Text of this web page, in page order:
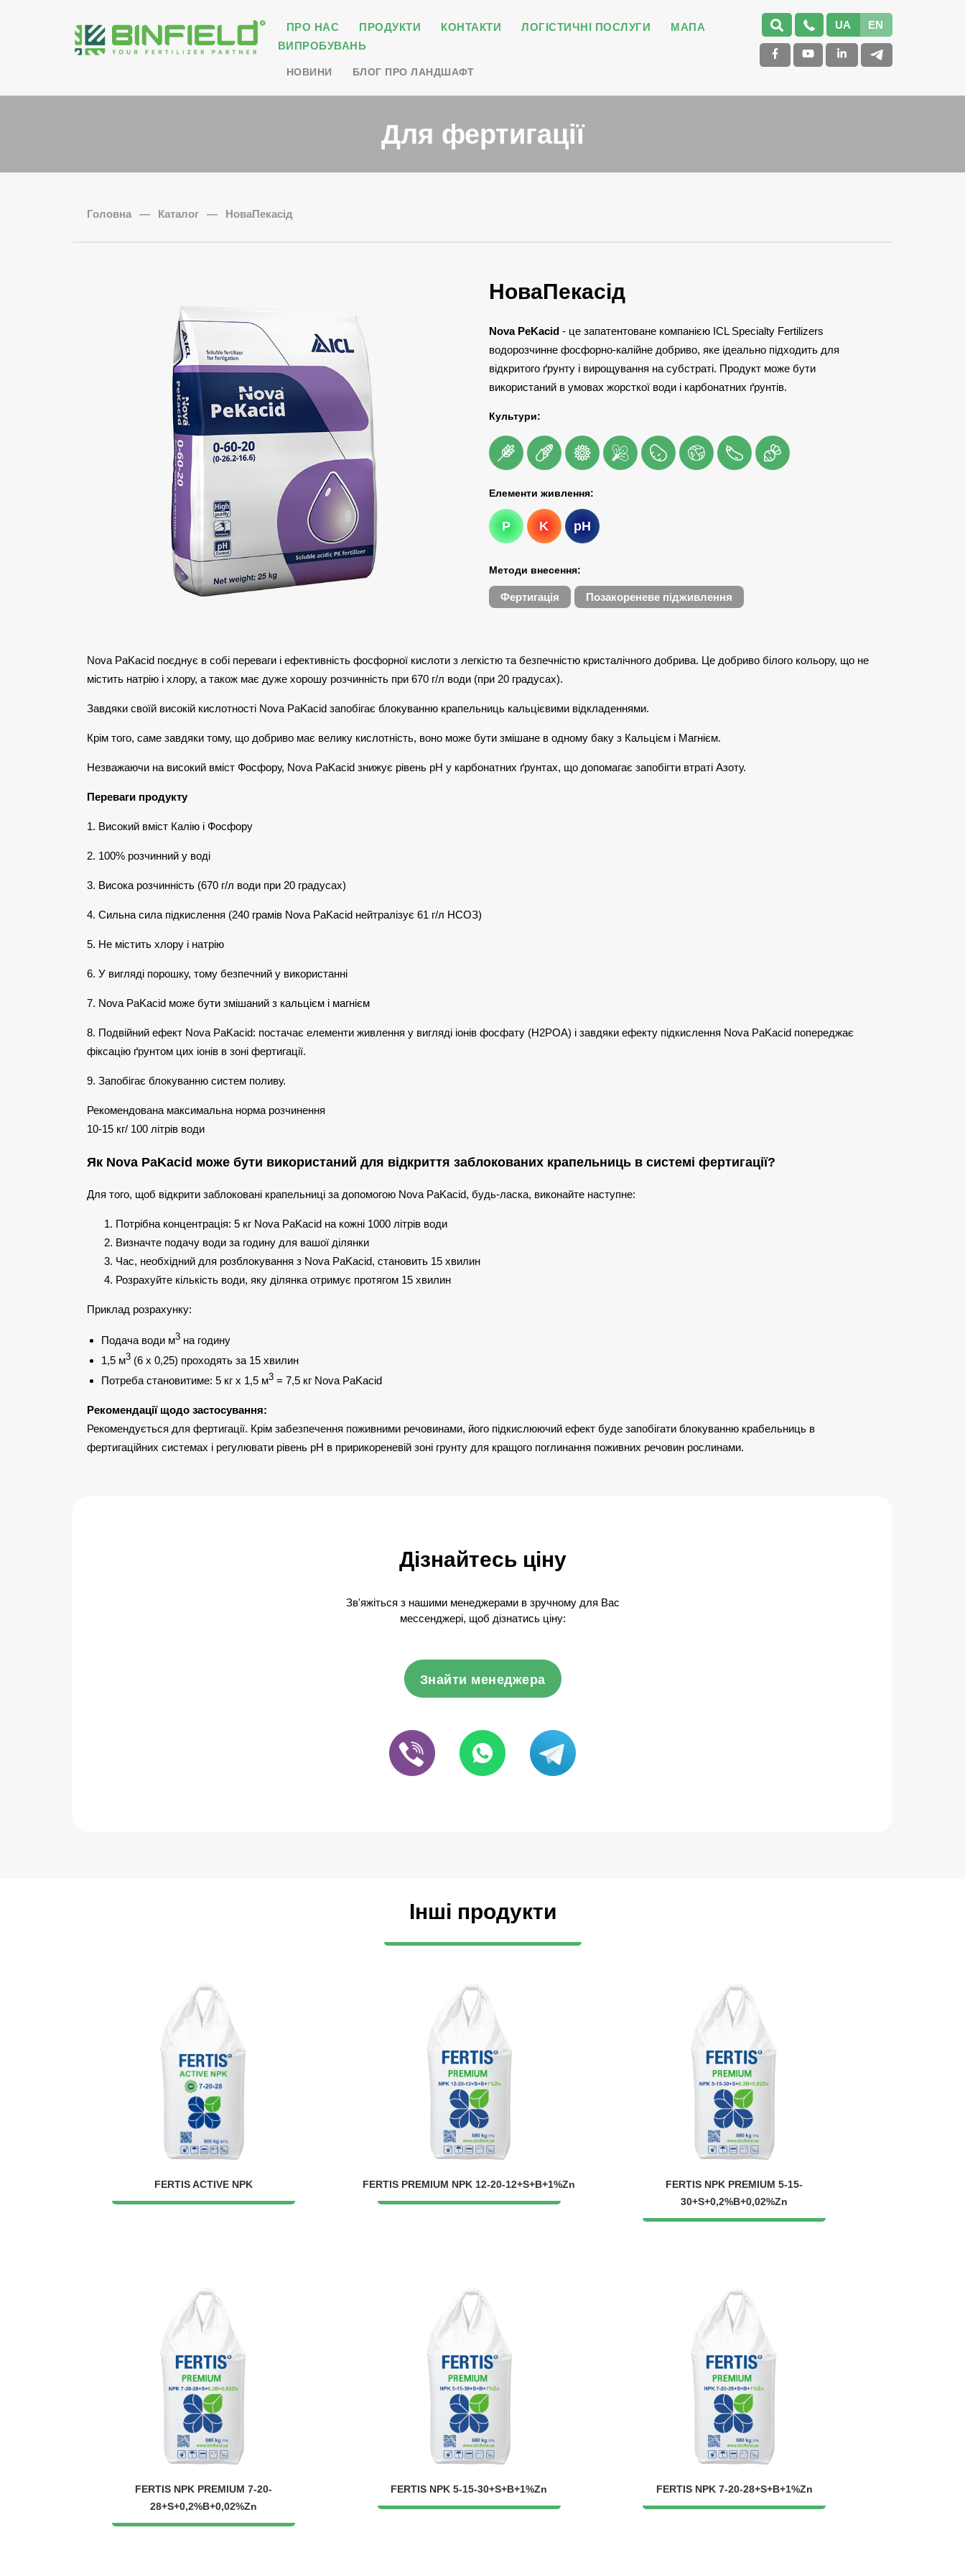
ПРО НАС ПРОДУКТИ КОНТАКТИ ЛОГІСТИЧНІ ПОСЛУГИ
МАПА
ВИПРОБУВАНЬ
НОВИНИ БЛОГ ПРО ЛАНДШАФТ
UA EN
Для фертигації
Головна — Каталог — НоваПекасід
НоваПекасід
Nova PeKacid- це запатентоване компанією ICL Specialty Fertilizers
водорозчинне фосфорно-калійне добриво, яке ідеально підходить для
відкритого ґрунту і вирощування на субстраті. Продукт може бути
використаний в умовах жорсткої води і карбонатних ґрунтів.
Культури:
Елементи живлення:
P K pH
Методи внесення:
Фертигація Позакореневе підживлення
Nova PaKacid поєднує в собі переваги і ефективність фосфорної кислоти з легкістю та безпечністю кристалічного добрива. Це добриво білого кольору, що не
містить натрію і хлору, а також має дуже хорошу розчинність при 670 г/л води (при 20 градусах).
Завдяки своїй високій кислотності Nova PaKacid запобігає блокуванню крапельниць кальцієвими відкладеннями.
Крім того, саме завдяки тому, що добриво має велику кислотність, воно може бути змішане в одному баку з Кальцієм і Магнієм.
Незважаючи на високий вміст Фосфору, Nova PaKacid знижує рівень рН у карбонатних ґрунтах, що допомагає запобігти втраті Азоту.
Переваги продукту
1. Високий вміст Калію і Фосфору
2. 100% розчинний у воді
3. Висока розчинність (670 г/л води при 20 градусах)
4. Сильна сила підкислення (240 грамів Nova PaKacid нейтралізує 61 г/л НСОЗ)
5. Не містить хлору і натрію
6. У вигляді порошку, тому безпечний у використанні
7. Nova PaKacid може бути змішаний з кальцієм і магнієм
8. Подвійний ефект Nova PaKacid: постачає елементи живлення у вигляді іонів фосфату (Н2РОА) і завдяки ефекту підкислення Nova PaKacid попереджає
фіксацію ґрунтом цих іонів в зоні фертигації.
9. Запобігає блокуванню систем поливу.
Рекомендована максимальна норма розчинення
10-15 кг/ 100 літрів води
Як Nova PaKacid може бути використаний для відкриття заблокованих крапельниць в системі фертигації?
Для того, щоб відкрити заблоковані крапельниці за допомогою Nova PaKacid, будь-ласка, виконайте наступне:
Потрібна концентрація: 5 кг Nova PaKacid на кожні 1000 літрів води
Визначте подачу води за годину для вашої ділянки
Час, необхідний для розблокування з Nova PaKacid, становить 15 хвилин
Розрахуйте кількість води, яку ділянка отримує протягом 15 хвилин
Приклад розрахунку:
Подача води м3 на годину
1,5 м3 (6 х 0,25) проходять за 15 хвилин
Потреба становитиме: 5 кг х 1,5 м3 = 7,5 кг Nova PaKacid
Рекомендації щодо застосування:
Рекомендується для фертигації. Крім забезпечення поживними речовинами, його підкислюючий ефект буде запобігати блокуванню крабельниць в
фертигаційних системах і регулювати рівень рН в пририкореневій зоні грунту для кращого поглинання поживних речовин рослинами.
Дізнайтесь ціну
Зв'яжіться з нашими менеджерами в зручному для Вас
мессенджері, щоб дізнатись ціну:
Знайти менеджера
Інші продукти
FERTIS ACTIVE NPK FERTIS PREMIUM NPK 12-20-12+S+B+1%Zn
FERTIS NPK PREMIUM 5-15-
30+S+0,2%B+0,02%Zn
FERTIS NPK PREMIUM 7-20-
28+S+0,2%B+0,02%Zn
FERTIS NPK 5-15-30+S+B+1%Zn FERTIS NPK 7-20-28+S+B+1%Zn